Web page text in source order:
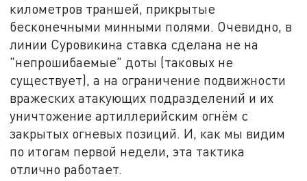
километров траншей, прикрытые
бесконечными минными полями. Очевидно, в
линии Суровикина ставка сделана не на
"непрошибаемые" доты (таковых не
существует), а на ограничение подвижности
вражеских атакующих подразделений и их
уничтожение артиллерийским огнём с
закрытых огневых позиций. И, как мы видим
по итогам первой недели, эта тактика
отлично работает.